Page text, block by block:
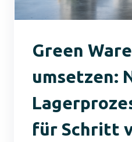
Green
umsetzen:
für Schritt